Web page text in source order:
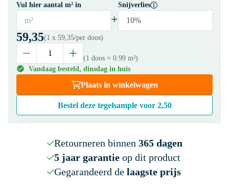
Vul hier aantal m² in
m² +
Snijverlies
10%
59,35(1 x 59,35/per doos)
(1 doos = 0.99 m²)
Vandaag besteld, dinsdag in huis
Plaats in winkelwagen
Bestel deze tegelsample voor 2,50
Retourneren binnen 365 dagen
5 jaar garantieop dit product
Gegarandeerd de laagste prijs